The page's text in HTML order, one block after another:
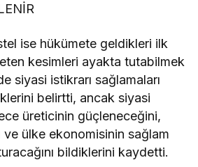
ise hükümete geldikleri ilk
kesimleri ayakta tutabilmek
siyasi istikrarı sağlamaları
belirtti, ancak siyasi
üreticinin güçleneceğini,
ve ülke ekonomisinin sağlam
bildiklerini kaydetti.